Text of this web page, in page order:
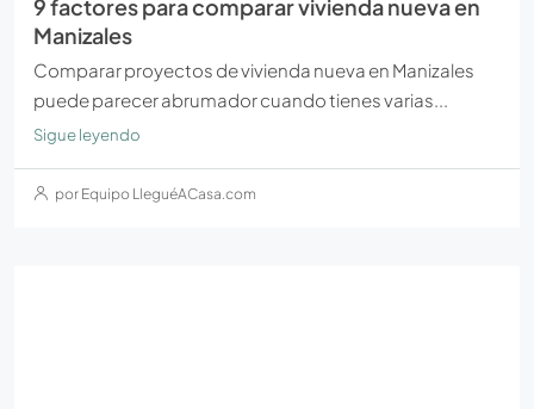
9 factores para comparar vivienda nueva en
Manizales
Comparar proyectos de vivienda nueva en Manizales
puede parecer abrumador cuando tienes varias...
Sigue leyendo
por Equipo LleguéACasa.com